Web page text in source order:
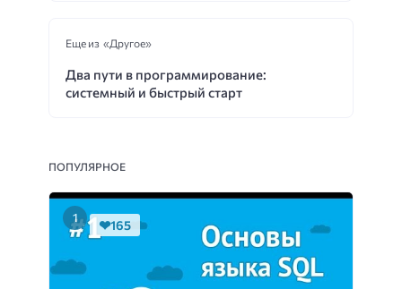
Еще из «Другое»
Два пути в программирование:
системный и быстрый старт
ПОПУЛЯРНОЕ
165